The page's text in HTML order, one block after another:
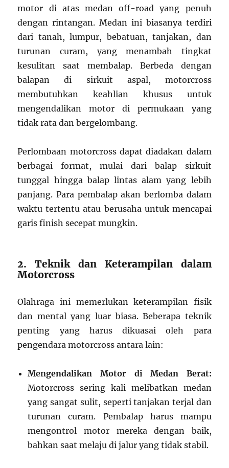
motor di atas medan off-road yang penuh
dengan rintangan. Medan ini biasanya terdiri
dari tanah, lumpur, bebatuan, tanjakan, dan
turunan curam, yang menambah tingkat
kesulitan saat membalap. Berbeda dengan
balapan di sirkuit aspal, motorcross
membutuhkan keahlian khusus untuk
mengendalikan motor di permukaan yang
tidak rata dan bergelombang.
Perlombaan motorcross dapat diadakan dalam
berbagai format, mulai dari balap sirkuit
tunggal hingga balap lintas alam yang lebih
panjang. Para pembalap akan berlomba dalam
waktu tertentu atau berusaha untuk mencapai
garis finish secepat mungkin.
2. Teknik dan Keterampilan dalam
Motorcross
Olahraga ini memerlukan keterampilan fisik
dan mental yang luar biasa. Beberapa teknik
penting yang harus dikuasai oleh para
pengendara motorcross antara lain:
Mengendalikan Motor di Medan Berat:
Motorcross sering kali melibatkan medan
yang sangat sulit, seperti tanjakan terjal dan
turunan curam. Pembalap harus mampu
mengontrol motor mereka dengan baik,
bahkan saat melaju di jalur yang tidak stabil.